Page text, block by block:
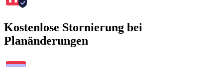
Kostenlose Stornierung bei
Planänderungen